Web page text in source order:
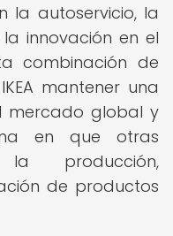
la autoservicio, la
innovación en el
combinación de
mantener una
mercado global y
en que otras
producción,
de productos